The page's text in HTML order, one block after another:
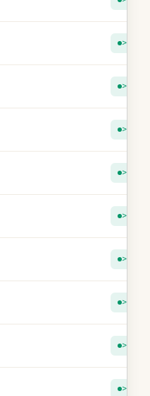
> 5
> 5
> 5
> 5
> 5
> 5
> 5
> 5
> 5